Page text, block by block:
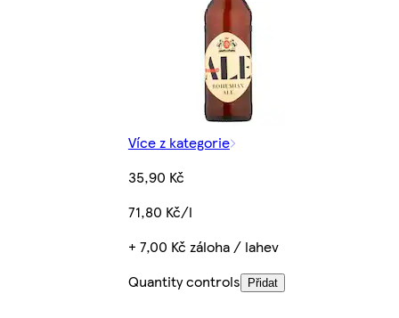
Více z kategorie
35,90 Kč
71,80 Kč/l
+ 7,00 Kč záloha / lahev
Quantity controls
Přidat